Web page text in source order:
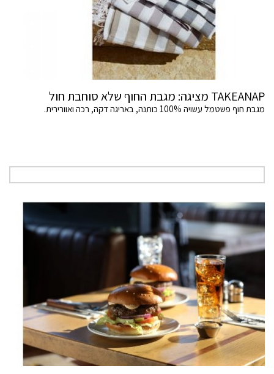
TAKEANAP מציגה: מגבת החוף שלא סוחבת חול
מגבת חוף פשטמל עשויה 100% כותנה, באריגה דקה, רכה ואוורירית.